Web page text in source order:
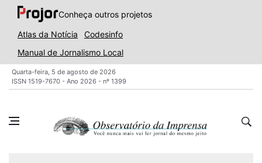
Conheça outros projetos
Atlas da Notícia
Codesinfo
Manual de Jornalismo Local
Quarta-feira, 5 de agosto de 2026
ISSN 1519-7670 - Ano 2026 - nº 1399